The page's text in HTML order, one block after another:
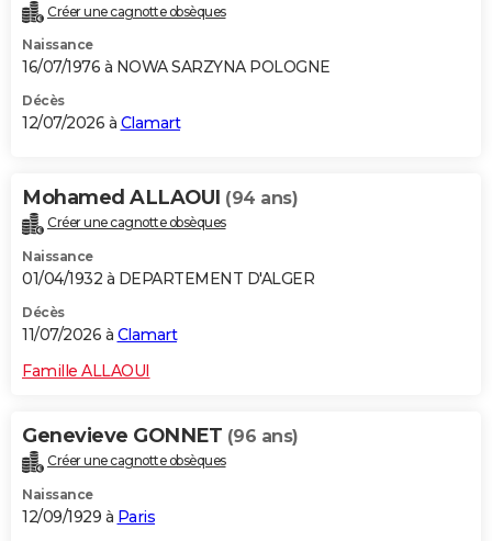
Créer une cagnotte obsèques
Naissance
16/07/1976 à NOWA SARZYNA POLOGNE
Décès
12/07/2026 à Clamart
Mohamed ALLAOUI (94 ans)
Créer une cagnotte obsèques
Naissance
01/04/1932 à DEPARTEMENT D'ALGER
Décès
11/07/2026 à Clamart
Famille ALLAOUI
Genevieve GONNET (96 ans)
Créer une cagnotte obsèques
Naissance
12/09/1929 à Paris